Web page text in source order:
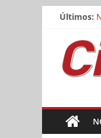
Pular
conteúdo
Últimos:
de